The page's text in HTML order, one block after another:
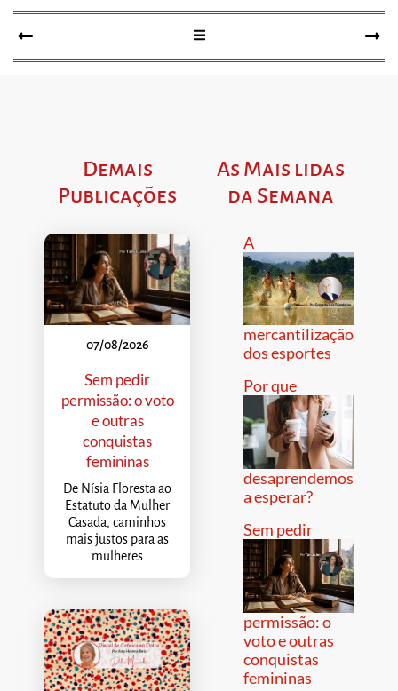
Demais
Publicações
07/08/2026
Sem pedir
permissão: o voto
e outras
conquistas
femininas
De Nísia Floresta ao
Estatuto da Mulher
Casada, caminhos
mais justos para as
mulheres
As Mais lidas
da Semana
A
mercantilização
dos esportes
Por que
desaprendemos
a esperar?
Sem pedir
permissão: o
voto e outras
conquistas
femininas